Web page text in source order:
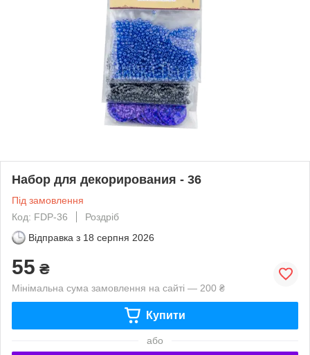
Набор для декорирования - 36
Під замовлення
Код: FDP-36
Роздріб
Відправка з 18 серпня 2026
55 ₴
Мінімальна сума замовлення на сайті — 200 ₴
Купити
або